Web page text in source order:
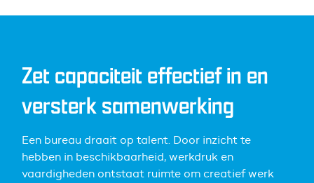
Zet capaciteit effectief in en
versterk samenwerking
Een bureau draait op talent. Door inzicht te
hebben in beschikbaarheid, werkdruk en
vaardigheden ontstaat ruimte om creatief werk